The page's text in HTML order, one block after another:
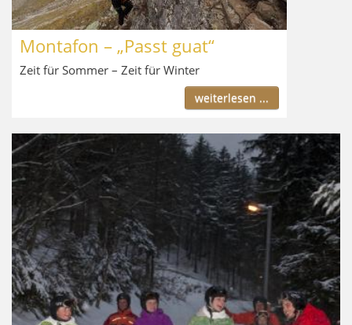
Montafon – „Passt guat“
Zeit für Sommer – Zeit für Winter
weiterlesen ...